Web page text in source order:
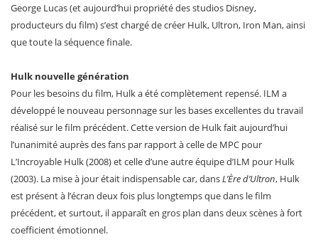
George Lucas (et aujourd’hui propriété des studios Disney,
producteurs du film) s’est chargé de créer Hulk, Ultron, Iron Man, ainsi
que toute la séquence finale.
Hulk nouvelle génération
Pour les besoins du film, Hulk a été complètement repensé. ILM a
développé le nouveau personnage sur les bases excellentes du travail
réalisé sur le film précédent. Cette version de Hulk fait aujourd’hui
l’unanimité auprès des fans par rapport à celle de MPC pour
L’Incroyable Hulk (2008) et celle d’une autre équipe d’ILM pour Hulk
(2003). La mise à jour était indispensable car, dansL’Ère d’Ultron, Hulk
est présent à l’écran deux fois plus longtemps que dans le film
précédent, et surtout, il apparaît en gros plan dans deux scènes à fort
coefficient émotionnel.